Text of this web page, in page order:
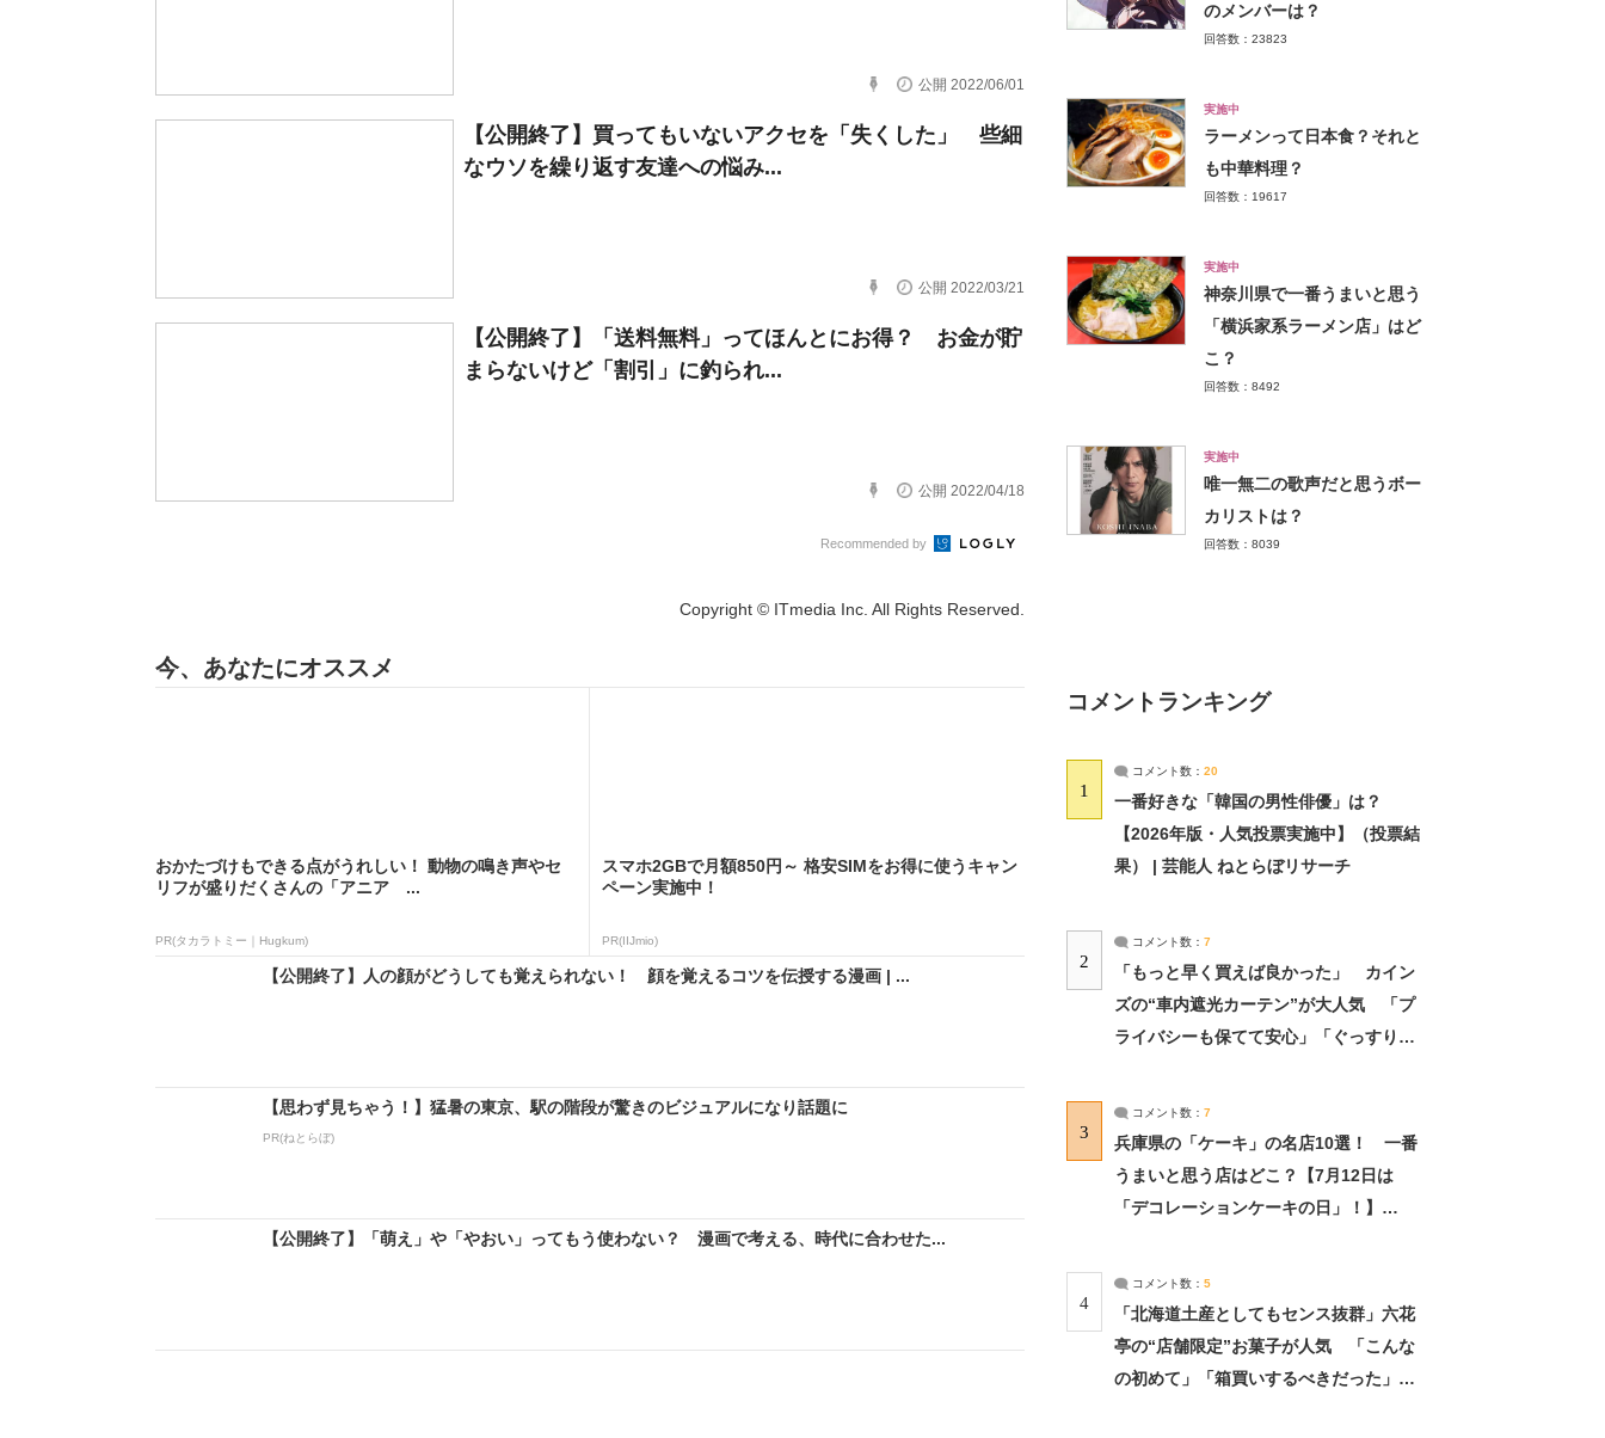
公開 2022/06/01
【公開終了】買ってもいないアクセを「失くした」 些細
なウソを繰り返す友達への悩み...
公開 2022/03/21
【公開終了】「送料無料」ってほんとにお得？ お金が貯
まらないけど「割引」に釣られ...
公開 2022/04/18
Recommended by
Copyright © ITmedia Inc. All Rights Reserved.
今、あなたにオススメ
おかたづけもできる点がうれしい！ 動物の鳴き声やセ
リフが盛りだくさんの「アニア ...
PR(タカラトミー｜Hugkum)
スマホ2GBで月額850円～ 格安SIMをお得に使うキャン
ペーン実施中！
PR(IIJmio)
【公開終了】人の顔がどうしても覚えられない！ 顔を覚えるコツを伝授する漫画 | ...
【思わず見ちゃう！】猛暑の東京、駅の階段が驚きのビジュアルになり話題に
PR(ねとらぼ)
【公開終了】「萌え」や「やおい」ってもう使わない？ 漫画で考える、時代に合わせた...
のメンバーは？
回答数：23823
実施中
ラーメンって日本食？それと
も中華料理？
回答数：19617
実施中
神奈川県で一番うまいと思う
「横浜家系ラーメン店」はど
こ？
回答数：8492
実施中
唯一無二の歌声だと思うボー
カリストは？
回答数：8039
コメントランキング
1
コメント数： 20
一番好きな「韓国の男性俳優」は？
【2026年版・人気投票実施中】（投票結
果） | 芸能人 ねとらぼリサーチ
2
コメント数： 7
「もっと早く買えば良かった」 カイン
ズの“車内遮光カーテン”が大人気 「プ
ライバシーも保てて安心」「ぐっすり眠
3
コメント数： 7
兵庫県の「ケーキ」の名店10選！ 一番
うまいと思う店はどこ？【7月12日は
「デコレーションケーキの日」！】
4
コメント数： 5
「北海道土産としてもセンス抜群」六花
亭の“店舗限定”お菓子が人気 「こんな
の初めて」「箱買いするべきだった」